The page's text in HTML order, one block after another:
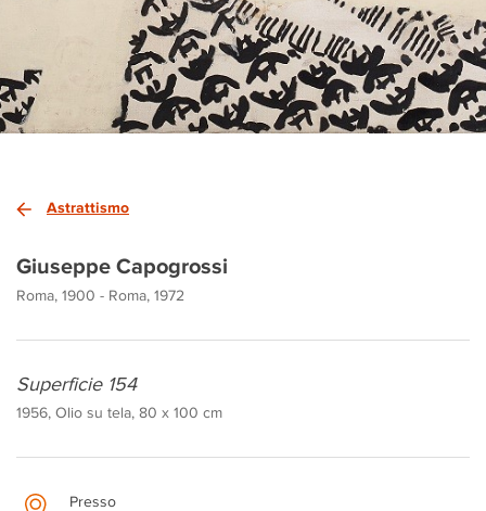
Astrattismo
Giuseppe Capogrossi
Roma, 1900 - Roma, 1972
Superficie 154
1956, Olio su tela, 80 x 100 cm
Presso